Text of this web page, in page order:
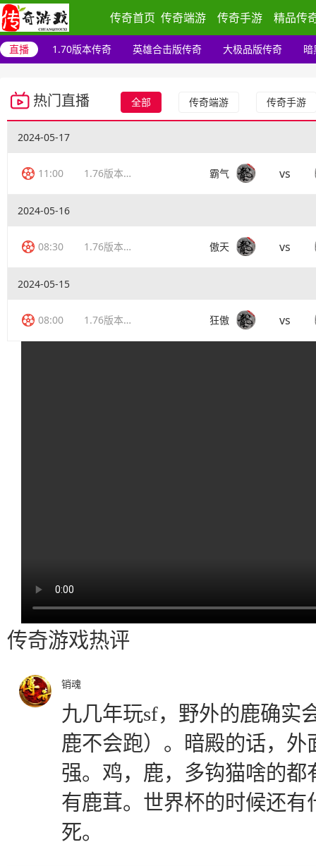
传奇首页 传奇端游 传奇手游 精品传
直播 1.70版本传奇 英雄合击版传奇 大极品版传奇 暗
热门直播 全部 传奇端游 传奇手游
2024-05-17
11:00 1.76版本传奇 霸气 vs
2024-05-16
08:30 1.76版本传奇 傲天 vs
2024-05-15
08:00 1.76版本传奇 狂傲 vs
传奇游戏热评
销魂
九几年玩sf，野外的鹿确实
鹿不会跑）。暗殿的话，
强。鸡，鹿，多钩猫啥的
有鹿茸。世界杯的时候还
死。